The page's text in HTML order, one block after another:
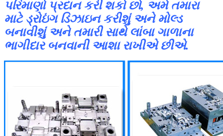
પરિમાણો પ્રદાન કરી શકો છો, અમે તમારા
માટે ડ્રોઇંગ ડિઝાઇન કરીશું અને મોલ્ડ
બનાવીશું અને તમારી સાથે લાંબા ગાળાના
ભાગીદાર બનવાની આશા રાખીએ છીએ.